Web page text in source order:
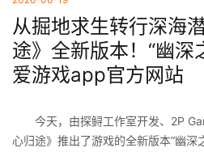
从掘地求生转行深海
途》全新版本！“幽深
爱游戏app官方网站
今天，由探鲟工作室开发、2P
心归途》推出了游戏的全新版本“幽深